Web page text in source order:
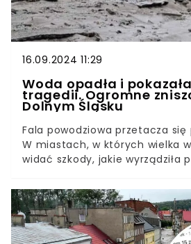
16.09.2024 11:29
Woda opadła i
tragedii. Ogromne
Dolnym Śląsku
Fala powodziowa przetacza się
W miastach, w których wielka
widać szkody, jakie wyrządziła
miejscowości pokazali, w jakim
miasta, w tym domy i ulice.